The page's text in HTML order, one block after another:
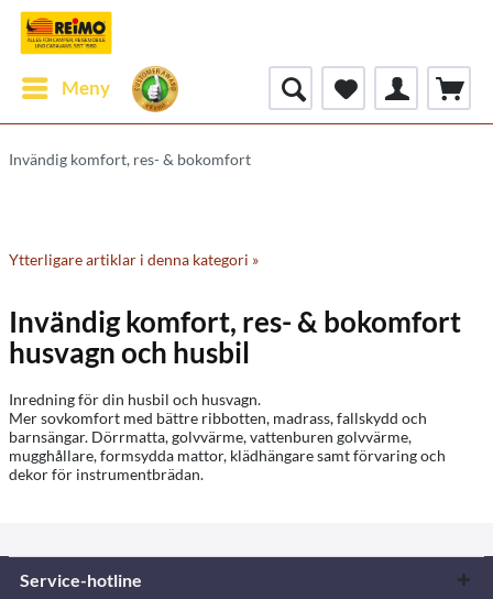
Meny
Invändig komfort, res- & bokomfort
Ytterligare artiklar i denna kategori »
Invändig komfort, res- & bokomfort
husvagn och husbil
Inredning för din husbil och husvagn.
Mer sovkomfort med bättre ribbotten, madrass, fallskydd och
barnsängar. Dörrmatta, golvvärme, vattenburen golvvärme,
mugghållare, formsydda mattor, klädhängare samt förvaring och
dekor för instrumentbrädan.
Service-hotline